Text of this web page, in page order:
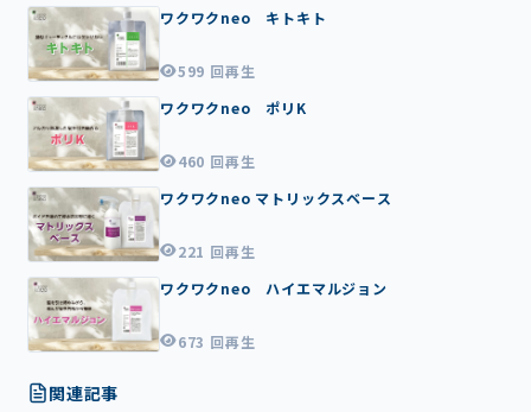
0
2:
0
1
ワクワクneo キトキト
599 回再生
0
2:
ワクワクneo ポリK
460 回再生
ワクワクneo マトリックスベース
221 回再生
0
2:
6
ワクワクneo ハイエマルジョン
673 回再生
関連記事